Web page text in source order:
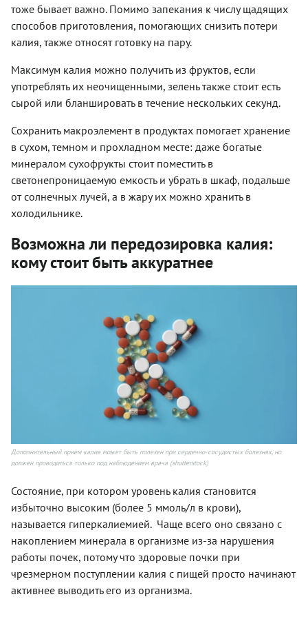
тоже бывает важно. Помимо запекания к числу щадящих
способов приготовления, помогающих снизить потери
калия, также относят готовку на пару.
Максимум калия можно получить из фруктов, если
употреблять их неочищенными, зелень также стоит есть
сырой или бланшировать в течение нескольких секунд.
Сохранить макроэлемент в продуктах помогает хранение
в сухом, темном и прохладном месте: даже богатые
минералом сухофрукты стоит поместить в
светонепроницаемую емкость и убрать в шкаф, подальше
от солнечных лучей, а в жару их можно хранить в
холодильнике.
Возможна ли передозировка калия:
кому стоит быть аккуратнее
Дополнительный прием калия может быть полезен при сердечно-сосудистых болезнях, но
должен проводиться только под наблюдением врача (shutterstock)
Состояние, при котором уровень калия становится
избыточно высоким (более 5 ммоль/л в крови),
называется гиперкалиемией. Чаще всего оно связано с
накоплением минерала в организме из-за нарушения
работы почек, потому что здоровые почки при
чрезмерном поступлении калия с пищей просто начинают
активнее выводить его из организма.